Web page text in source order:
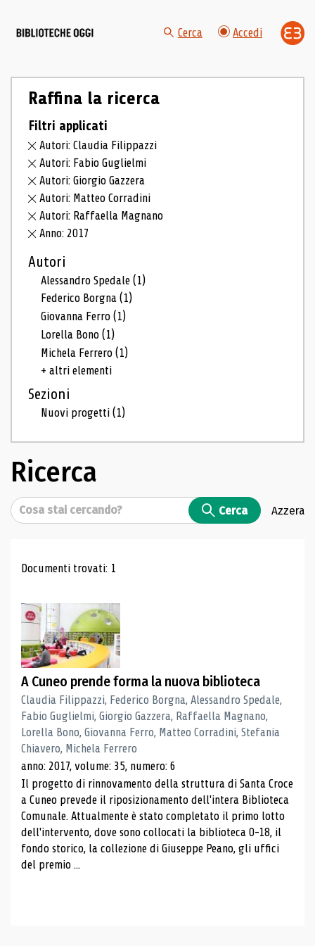
Cerca Accedi
Raffina la ricerca
Filtri applicati
Autori: Claudia Filippazzi
Autori: Fabio Guglielmi
Autori: Giorgio Gazzera
Autori: Matteo Corradini
Autori: Raffaella Magnano
Anno: 2017
Autori
Alessandro Spedale(1)
Federico Borgna(1)
Giovanna Ferro(1)
Lorella Bono(1)
Michela Ferrero(1)
+ altri elementi
Sezioni
Nuovi progetti(1)
Ricerca
Cerca Cerca Azzera
Risultati di ricerca
Documenti trovati: 1
A Cuneo prende forma la nuova biblioteca
Claudia Filippazzi, Federico Borgna, Alessandro Spedale,
Fabio Guglielmi, Giorgio Gazzera, Raffaella Magnano,
Lorella Bono, Giovanna Ferro, Matteo Corradini, Stefania
Chiavero, Michela Ferrero
anno: 2017, volume: 35, numero: 6
Il progetto di rinnovamento della struttura di Santa Croce
a Cuneo prevede il riposizionamento dell'intera Biblioteca
Comunale. Attualmente è stato completato il primo lotto
dell'intervento, dove sono collocati la biblioteca 0-18, il
fondo storico, la collezione di Giuseppe Peano, gli uffici
del premio ...